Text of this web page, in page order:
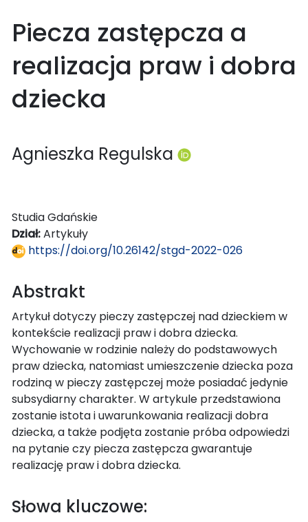
Piecza zastępcza a
realizacja praw i dobra
dziecka
Agnieszka Regulska
Studia Gdańskie
Dział:Artykuły
https://doi.org/10.26142/stgd-2022-026
Abstrakt
Artykuł dotyczy pieczy zastępczej nad dzieckiem w
kontekście realizacji praw i dobra dziecka.
Wychowanie w rodzinie należy do podstawowych
praw dziecka, natomiast umieszczenie dziecka poza
rodziną w pieczy zastępczej może posiadać jedynie
subsydiarny charakter. W artykule przedstawiona
zostanie istota i uwarunkowania realizacji dobra
dziecka, a także podjęta zostanie próba odpowiedzi
na pytanie czy piecza zastępcza gwarantuje
realizację praw i dobra dziecka.
Słowa kluczowe: